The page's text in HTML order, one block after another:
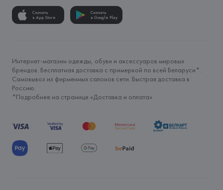
Скачать
в App Store
Скачать
в Google Play
Интернет-магазин одежды, обуви и аксессуаров мировых
брендов. Бесплатная доставка с примеркой по всей Беларуси*.
Самовывоз из фирменных салонов сети. Быстрая доставка в
Россию.
*Подробнее на странице «Доставка и оплата»